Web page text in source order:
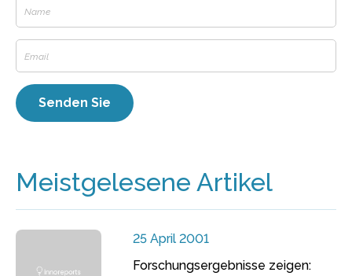
Meistgelesene Artikel
25 April 2001
Forschungsergebnisse zeigen: